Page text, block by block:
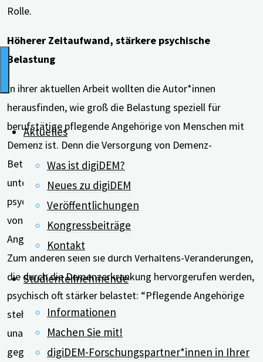
Aktuelles
Was ist digiDEM?
Neues zu digiDEM
Veröffentlichungen
Kongressbeiträge
Kontakt
Studienteilnehmende
Informationen
Machen Sie mit!
digiDEM-Forschungspartner*innen in Ihrer
Rolle.
Höherer Zeitaufwand, stärkere psychische
Belastung
In ihrer aktuellen Arbeit wollten die Autor*innen
herausfinden, wie groß die Belastung speziell für
berufstätige pflegende Angehörige von Menschen mit
Demenz ist. Denn die Versorgung von Demenz-
Betroffenen sei besonders herausfordernd und
unterscheide sich hinsichtlich der körperlichen,
psychologischen, finanziellen und sozialen Auswirkungen
von der anderer Erkrankter. Zum einen müssten die
Angehörigen häufig mehr Zeit für die Pflege aufwenden.
Zum anderen seien sie durch Verhaltens-Veränderungen,
die durch die Demenzerkrankung hervorgerufen werden,
psychisch oft stärker belastet: “Pflegende Angehörige
stehen dieser chronischen, nicht behandelbaren und
unaufhaltsam fortschreitenden Krankheit hilflos
gegenüber”, so die Autor*innen. Gleichzeitig könnten sie